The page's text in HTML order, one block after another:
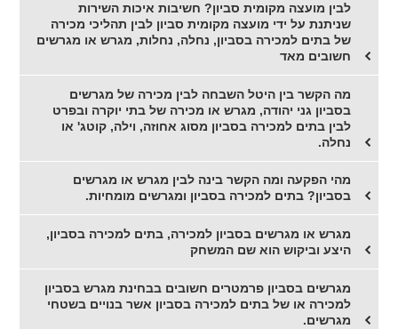
לבין מועצה מקומית סביון? חשיבות איכות השירות
שניתנת על ידי מועצה מקומית סביון לבין תהליכי מכירה
של בתים למכירה בסביון, נחלה, נחלות, מגרש או מגרשים
חשובים מאד
מה הקשר בין היטל השבחה לבין מכירה של מגרשים
בסביון גני יהודה, מגרש או מכירה של בתי יוקרה ובפרט
לבין בתים למכירה בסביון מסוג אחוזה, וילה, קוטג' או
נחלה.
מהי הפקעה ומה הקשר בינה לבין מגרש או מגרשים
בסביון? בתים למכירה בסביון ומגרשים מומחיות.
מגרש או מגרשים בסביון למכירה, בתים למכירה בסביון,
היצע וביקוש הוא שם המשחק
מגרשים בסביון פרמטרים חשובים בבחינת מגרש בסביון
למכירה או של בתים למכירה בסביון אשר בנויים בשטחי
מגרשים.